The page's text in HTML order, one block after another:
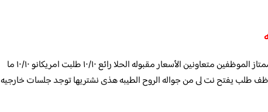
الكوفي وسيع نظيف موقعه ممتاز الموظفين متعاونين الأسعار مقبوله الحلا رائع ١٠/١٠ طلبت امريكانو ١٠/١٠ ما
طلب يفتح نت لى من جواله الروح الطيبه هذى نشتريها توجد جلسات خارجيه